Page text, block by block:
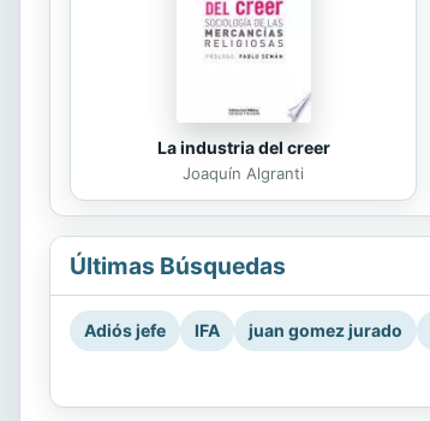
La industria del creer
Joaquín Algranti
Últimas Búsquedas
Adiós jefe IFA juan gomez jurado